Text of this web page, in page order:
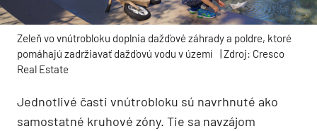
Zeleň vo vnútrobloku doplnia dažďové záhrady a poldre, ktoré
pomáhajú zadržiavať dažďovú vodu v území
| Zdroj: Cresco
Real Estate
Jednotlivé časti vnútrobloku sú navrhnuté ako
samostatné kruhové zóny. Tie sa navzájom